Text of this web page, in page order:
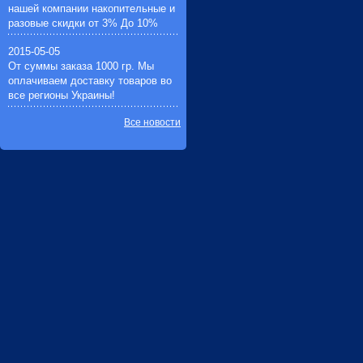
нашей компании накопительные и
разовые скидки от 3% До 10%
2015-05-05
От суммы заказа 1000 гр. Мы
оплачиваем доставку товаров во
все регионы Украины!
Все новости